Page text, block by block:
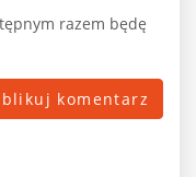
razem będę